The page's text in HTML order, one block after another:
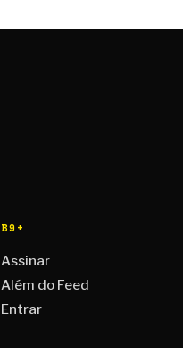
B9+
Assinar
Além do Feed
Entrar